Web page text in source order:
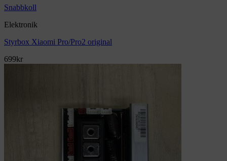
Snabbkoll
Elektronik
Styrbox Xiaomi Pro/Pro2 original
699kr